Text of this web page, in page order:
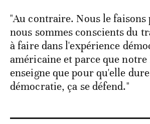
"Au contraire. Nous le faisons
nous sommes conscients du
à faire dans l'expérience
américaine et parce que
enseigne que pour qu'elle
démocratie, ça se défend."